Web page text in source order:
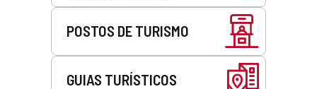
POSTOS DE TURISMO
GUIAS TURÍSTICOS